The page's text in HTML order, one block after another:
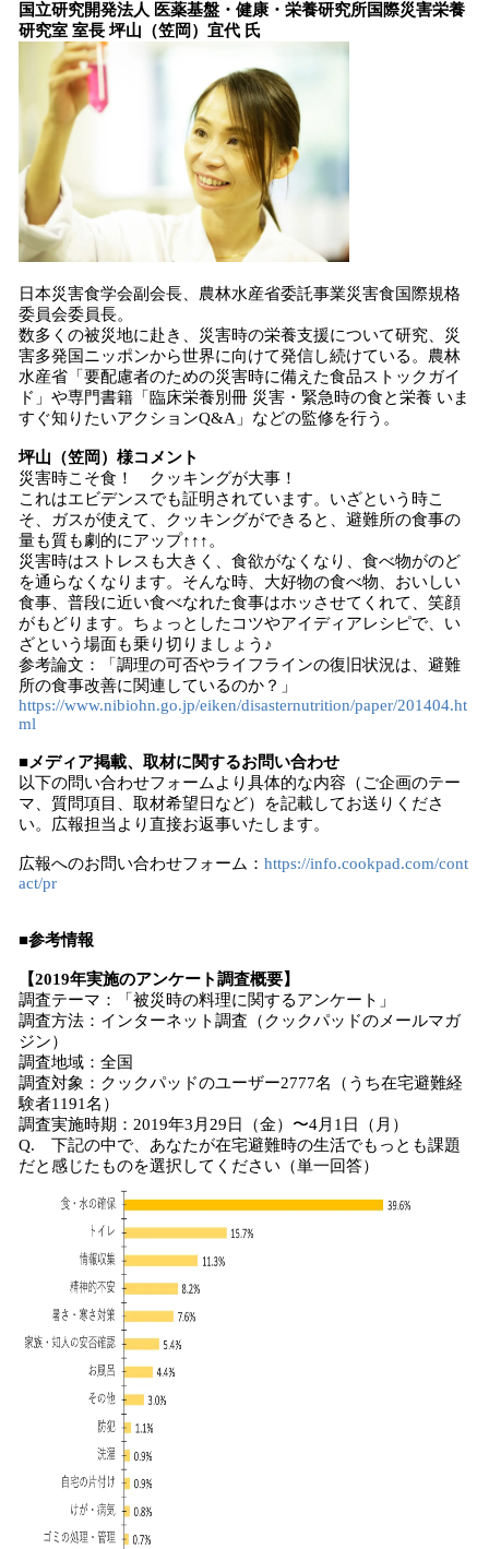
国立研究開発法人 医薬基盤・健康・栄養研究所国際災害栄養
研究室 室長 坪山（笠岡）宜代 氏
日本災害食学会副会長、農林水産省委託事業災害食国際規格
委員会委員長。
数多くの被災地に赴き、災害時の栄養支援について研究、災
害多発国ニッポンから世界に向けて発信し続けている。農林
水産省「要配慮者のための災害時に備えた食品ストックガイ
ド」や専門書籍「臨床栄養別冊 災害・緊急時の食と栄養 いま
すぐ知りたいアクションQ&A」などの監修を行う。
坪山（笠岡）様コメント
災害時こそ食！ クッキングが大事！
これはエビデンスでも証明されています。いざという時こ
そ、ガスが使えて、クッキングができると、避難所の食事の
量も質も劇的にアップ↑↑↑。
災害時はストレスも大きく、食欲がなくなり、食べ物がのど
を通らなくなります。そんな時、大好物の食べ物、おいしい
食事、普段に近い食べなれた食事はホッさせてくれて、笑顔
がもどります。ちょっとしたコツやアイディアレシピで、い
ざという場面も乗り切りましょう♪
参考論文：「調理の可否やライフラインの復旧状況は、避難
所の食事改善に関連しているのか？」
https://www.nibiohn.go.jp/eiken/disasternutrition/paper/201404.ht
ml
■メディア掲載、取材に関するお問い合わせ
以下の問い合わせフォームより具体的な内容（ご企画のテー
マ、質問項目、取材希望日など）を記載してお送りくださ
い。広報担当より直接お返事いたします。
広報へのお問い合わせフォーム： https://info.cookpad.com/cont
act/pr
■参考情報
【2019年実施のアンケート調査概要】
調査テーマ：「被災時の料理に関するアンケート」
調査方法：インターネット調査（クックパッドのメールマガ
ジン）
調査地域：全国
調査対象：クックパッドのユーザー2777名（うち在宅避難経
験者1191名）
調査実施時期：2019年3月29日（金）〜4月1日（月）
Q. 下記の中で、あなたが在宅避難時の生活でもっとも課題
だと感じたものを選択してください（単一回答）